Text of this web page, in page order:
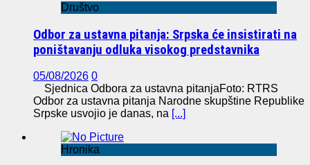
Društvo
Odbor za ustavna pitanja: Srpska će insistirati na
poništavanju odluka visokog predstavnika
05/08/2026 0
Sjednica Odbora za ustavna pitanjaFoto: RTRS
Odbor za ustavna pitanja Narodne skupštine Republike
Srpske usvojio je danas, na [...]
Hronika